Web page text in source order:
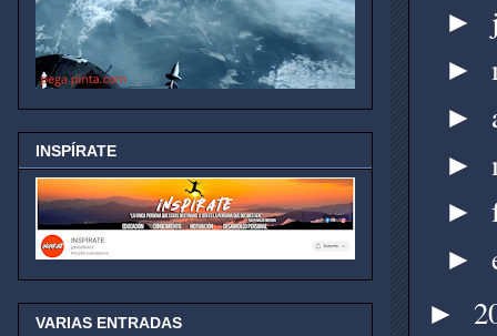
►
►
►
►
►
►
►
INSPÍRATE
VARIAS ENTRADAS